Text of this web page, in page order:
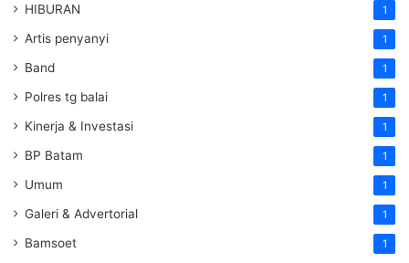
HIBURAN 1
Artis penyanyi 1
Band 1
Polres tg balai 1
Kinerja & Investasi 1
BP Batam 1
Umum 1
Galeri & Advertorial 1
Bamsoet 1